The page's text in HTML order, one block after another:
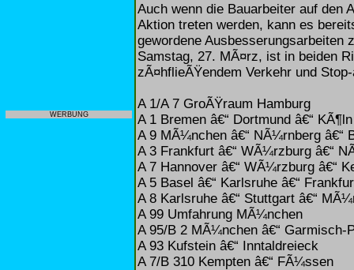
WERBUNG
Auch wenn die Bauarbeiter auf den
Aktion treten werden, kann es
gewordene Ausbesserungsarbeiten
Samstag, 27. MÃ¤rz, ist in beiden
zÃ¤hflieÃŸendem Verkehr und
A 1/A 7 GroÃŸraum Hamburg
A 1 Bremen â€“ Dortmund â€“ KÃ¶ln
A 9 MÃ¼nchen â€“ NÃ¼rnberg â€“
A 3 Frankfurt â€“ WÃ¼rzburg â€“
A 7 Hannover â€“ WÃ¼rzburg â€“
A 5 Basel â€“ Karlsruhe â€“
A 8 Karlsruhe â€“ Stuttgart â€“
A 99 Umfahrung MÃ¼nchen
A 95/B 2 MÃ¼nchen â€“ Garmisch-
A 93 Kufstein â€“ Inntaldreieck
A 7/B 310 Kempten â€“ FÃ¼ssen